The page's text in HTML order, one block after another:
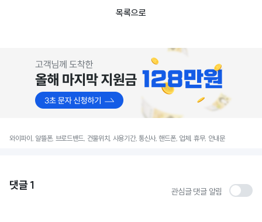
목록으로
와이파이, 알뜰폰, 브로드밴드, 건물위치, 사용기간, 통신사, 핸드폰, 업체, 휴무, 안내문
댓글 1 관심글 댓글 알림